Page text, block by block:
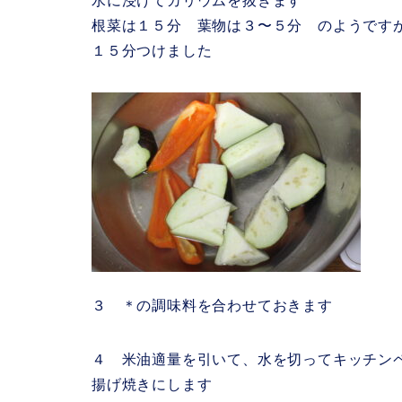
根菜は１５分 葉物は３〜５分 のようです
１５分つけました
３ ＊の調味料を合わせておきます
４ 米油適量を引いて、水を切ってキッチン
揚げ焼きにします